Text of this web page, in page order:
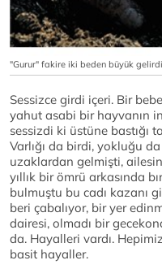
"Gurur" fakire iki beden büyük gelirdi
Sessizce girdi içeri. Bir
yahut asabi bir hayvanın
sessizdi ki üstüne bastığı
Varlığı da birdi, yokluğu
uzaklardan gelmişti,
yıllık bir ömrü arkasında
bulmuştu bu cadı kazanı
beri çabalıyor, bir yer
dairesi, olmadı bir
da. Hayalleri vardı.
basit hayaller.